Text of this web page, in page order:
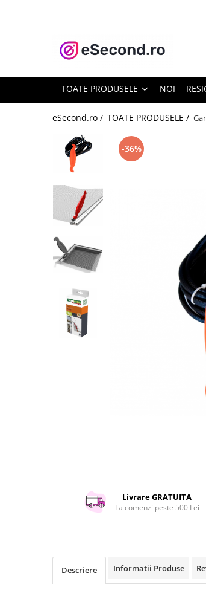
TOATE PRODUSELE
Accesorii Auto
Covorase auto
Electronice Auto
Intretinere & Cosmetica auto
Reparatii si echipamente auto
Trotinete electrice
Casa, Gradina & Bricolaj
Accesorii usi
Bucatarie & Servire
Curatenie si intretinere
Hobby-uri creative
Iluminat & Electrice
Scule electrice si unelte
Silicon, spume si solutii tehnice
Uscatoare rufe
Utilaje si materiale de constructii
Laptop, Tablete & Telefoane
TOATE PRODUSELE NOI
eSecond.ro / TOATE PRODUSELE /
-36%
Livrare GRATUITA
La comenzi peste 500 Lei
Descriere Informatii Produse